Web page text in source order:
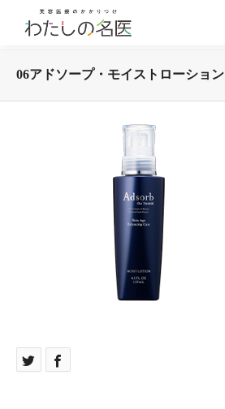
06アドソープ・モイストローション